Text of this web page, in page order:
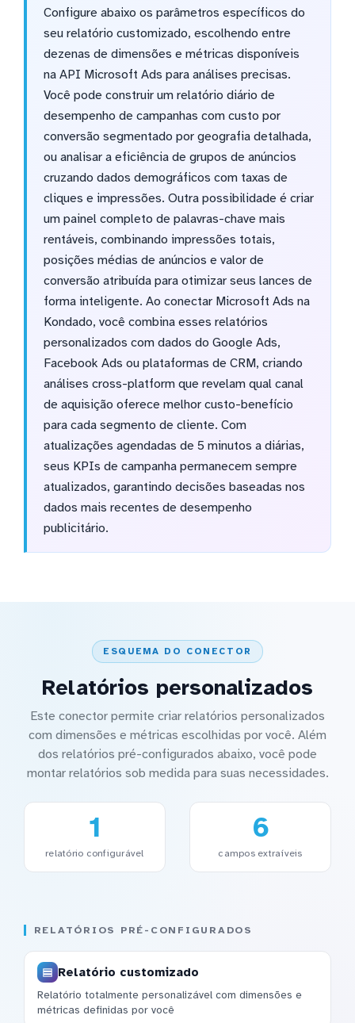
Configure abaixo os parâmetros específicos do
seu relatório customizado, escolhendo entre
dezenas de dimensões e métricas disponíveis
na API Microsoft Ads para análises precisas.
Você pode construir um relatório diário de
desempenho de campanhas com custo por
conversão segmentado por geografia detalhada,
ou analisar a eficiência de grupos de anúncios
cruzando dados demográficos com taxas de
cliques e impressões. Outra possibilidade é criar
um painel completo de palavras-chave mais
rentáveis, combinando impressões totais,
posições médias de anúncios e valor de
conversão atribuída para otimizar seus lances de
forma inteligente. Ao conectar Microsoft Ads na
Kondado, você combina esses relatórios
personalizados com dados do Google Ads,
Facebook Ads ou plataformas de CRM, criando
análises cross-platform que revelam qual canal
de aquisição oferece melhor custo-benefício
para cada segmento de cliente. Com
atualizações agendadas de 5 minutos a diárias,
seus KPIs de campanha permanecem sempre
atualizados, garantindo decisões baseadas nos
dados mais recentes de desempenho
publicitário.
ESQUEMA DO CONECTOR
Relatórios personalizados
Este conector permite criar relatórios personalizados
com dimensões e métricas escolhidas por você. Além
dos relatórios pré-configurados abaixo, você pode
montar relatórios sob medida para suas necessidades.
1
relatório configurável
6
campos extraíveis
RELATÓRIOS PRÉ-CONFIGURADOS
Relatório customizado
Relatório totalmente personalizável com dimensões e
métricas definidas por você